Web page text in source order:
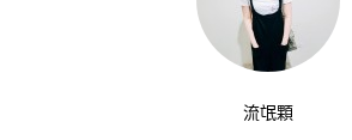
流氓顆